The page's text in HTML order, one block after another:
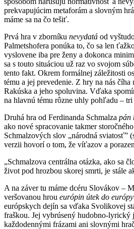
prekvapujúcim metaforám a slovným
máme sa na čo tešiť.
Prvá hra v zborníku nevydatá od
Palmetshofera ponúka to, čo sa len
vyslovene iba pre ženy a dokonca
sa s touto situáciou už raz vo svojom
tento fakt. Okrem formálnej záležitosti
tému a jej prevedenie. Z hry na nás
Rakúska a jeho spoluvina. Vďaka
na hlavnú tému rôzne uhly pohľadu – tri
Druhá hra od Ferdinanda Schmalza pán
ako nové spracovanie takmer
Schmalzových slov „národná sviatosť”
verzii hovorí o tom, že víťazov a
„Schmalzova centrálna otázka, ako sa
život pod hrozbou skorej smrti, je stále
A na záver tu máme dcéru Slovákov –
veršovanou hrou európin útek do európy
európskych dejín sa vďaka Svolikovej
fraškou. Jej vybrúsený hudobno-lyrický
každodennými frázami ani slovnými